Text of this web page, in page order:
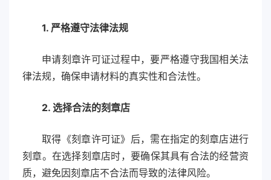
1. 严格遵守法律法规
申请刻章许可证过程中，要严格遵守我国相关法
律法规，确保申请材料的真实性和合法性。
2. 选择合法的刻章店
取得《刻章许可证》后，需在指定的刻章店进行
刻章。在选择刻章店时，要确保其具有合法的经营资
质，避免因刻章店不合法而导致的法律风险。